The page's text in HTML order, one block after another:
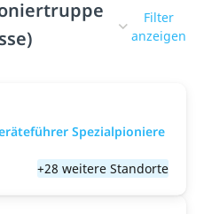
Filter
anzeigen
Spezialpioniere
+28 weitere Standorte